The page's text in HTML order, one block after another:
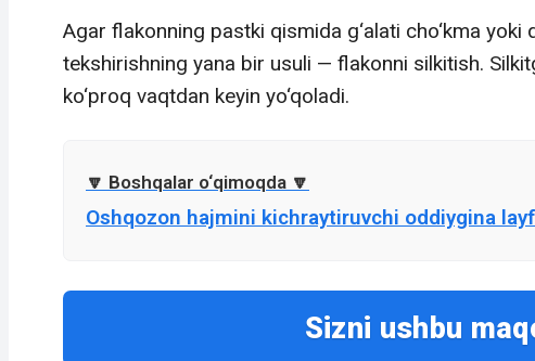
Agar flakonning pastki qismida g‘alati cho‘kma
tekshirishning yana bir usuli — flakonni silkitish.
ko‘proq vaqtdan keyin yo‘qoladi.
Oshqozon hajmini kichraytiruvchi oddiygina
Sizni ushbu